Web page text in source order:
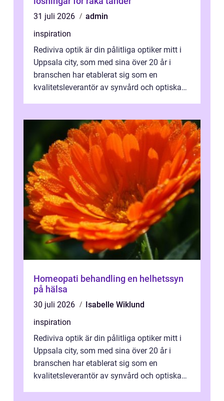
31 juli 2026
admin
inspiration
Rediviva optik är din pålitliga optiker mitt i
Uppsala city, som med sina över 20 år i
branschen har etablerat sig som en
kvalitetsleverantör av synvård och optiska
Homeopati behandling en helhetssyn
på hälsa
30 juli 2026
Isabelle Wiklund
inspiration
Rediviva optik är din pålitliga optiker mitt i
Uppsala city, som med sina över 20 år i
branschen har etablerat sig som en
kvalitetsleverantör av synvård och optiska